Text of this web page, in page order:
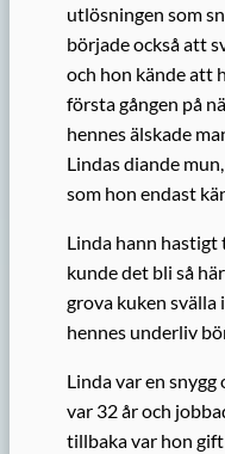
utlösningen som
började också att
och hon kände att
första gången på
hennes älskade
Lindas diande
som hon endast
Linda hann
kunde det bli så
grova kuken svälla
hennes underliv
Linda var en
var 32 år och
tillbaka var hon